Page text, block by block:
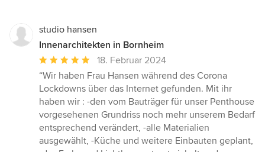
studio hansen
Innenarchitekten in Bornheim
Durchschnittliche
Bewertung:
5
von
5
Sternen
18. Februar 2024
“Wir haben Frau Hansen während des Corona
Lockdowns über das Internet gefunden. Mit ihr
haben wir : -den vom Bauträger für unser Penthouse
vorgesehenen Grundriss noch mehr unserem Bedarf
entsprechend verändert, -alle Materialien
ausgewählt, -Küche und weitere Einbauten geplant,